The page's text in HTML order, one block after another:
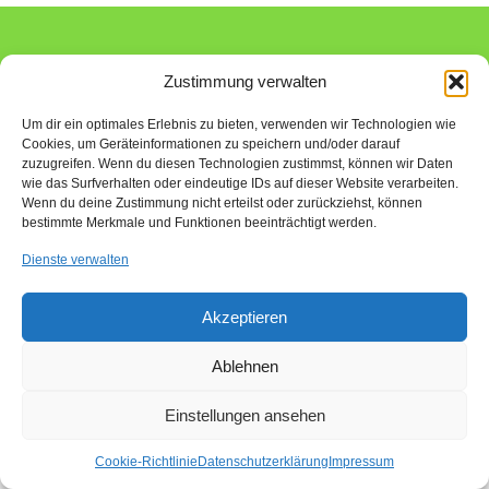
Zustimmung verwalten
Um dir ein optimales Erlebnis zu bieten, verwenden wir Technologien wie
Cookies, um Geräteinformationen zu speichern und/oder darauf
zuzugreifen. Wenn du diesen Technologien zustimmst, können wir Daten
wie das Surfverhalten oder eindeutige IDs auf dieser Website verarbeiten.
Wenn du deine Zustimmung nicht erteilst oder zurückziehst, können
bestimmte Merkmale und Funktionen beeinträchtigt werden.
Dienste verwalten
Akzeptieren
Ablehnen
Einstellungen ansehen
Cookie-Richtlinie Datenschutzerklärung Impressum